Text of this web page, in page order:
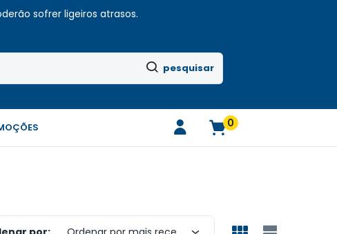
sofrer ligeiros atrasos.
pesquisar
0